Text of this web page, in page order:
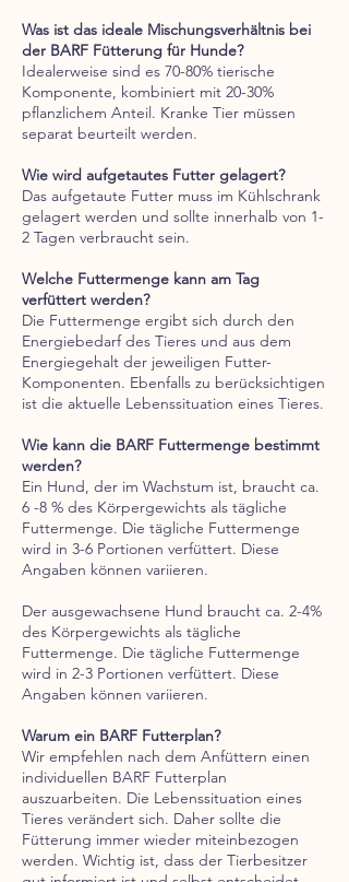
Was ist das ideale Mischungsverhältnis bei
der BARF Fütterung für Hunde?
Idealerweise sind es 70-80% tierische
Komponente, kombiniert mit 20-30%
pflanzlichem Anteil. Kranke Tier müssen
separat beurteilt werden.
Wie wird aufgetautes Futter gelagert?
Das aufgetaute Futter muss im Kühlschrank
gelagert werden und sollte innerhalb von 1-
2 Tagen verbraucht sein.
Welche Futtermenge kann am Tag
verfüttert werden?
Die Futtermenge ergibt sich durch den
Energiebedarf des Tieres und aus dem
Energiegehalt der jeweiligen Futter-
Komponenten. Ebenfalls zu berücksichtigen
ist die aktuelle Lebenssituation eines Tieres.
Wie kann die BARF Futtermenge bestimmt
werden?
Ein Hund, der im Wachstum ist, braucht ca.
6 -8 % des Körpergewichts als tägliche
Futtermenge. Die tägliche Futtermenge
wird in 3-6 Portionen verfüttert. Diese
Angaben können variieren.
Der ausgewachsene Hund braucht ca. 2-4%
des Körpergewichts als tägliche
Futtermenge. Die tägliche Futtermenge
wird in 2-3 Portionen verfüttert. Diese
Angaben können variieren.
Warum ein BARF Futterplan?
Wir empfehlen nach dem Anfüttern einen
individuellen BARF Futterplan
auszuarbeiten. Die Lebenssituation eines
Tieres verändert sich. Daher sollte die
Fütterung immer wieder miteinbezogen
werden. Wichtig ist, dass der Tierbesitzer